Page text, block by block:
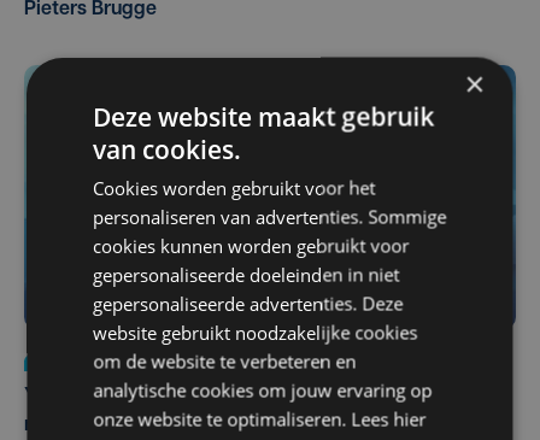
Pieters Brugge
Nieuws
do 6 augustus | 21:30
Yaro (19), slachtoffer van vechtpartij, is na
maandenlange coma overleden
×
Deze website maakt gebruik
van cookies.
Cookies worden gebruikt voor het
personaliseren van advertenties. Sommige
cookies kunnen worden gebruikt voor
gepersonaliseerde doeleinden in niet
gepersonaliseerde advertenties. Deze
website gebruikt noodzakelijke cookies
om de website te verbeteren en
analytische cookies om jouw ervaring op
onze website te optimaliseren. Lees hier